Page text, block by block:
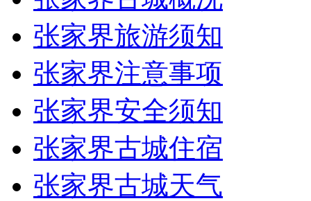
张家界旅游须知
张家界注意事项
张家界安全须知
张家界古城住宿
张家界古城天气